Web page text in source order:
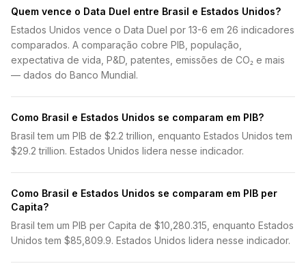
Quem vence o Data Duel entre Brasil e Estados Unidos?
Estados Unidos vence o Data Duel por 13-6 em 26 indicadores
comparados. A comparação cobre PIB, população,
expectativa de vida, P&D, patentes, emissões de CO₂ e mais
— dados do Banco Mundial.
Como Brasil e Estados Unidos se comparam em PIB?
Brasil tem um PIB de $2.2 trillion, enquanto Estados Unidos tem
$29.2 trillion. Estados Unidos lidera nesse indicador.
Como Brasil e Estados Unidos se comparam em PIB per
Capita?
Brasil tem um PIB per Capita de $10,280.315, enquanto Estados
Unidos tem $85,809.9. Estados Unidos lidera nesse indicador.